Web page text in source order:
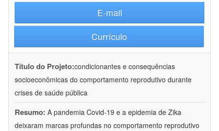
E-mail
Currículo
Título do Projeto:condicionantes e consequências
socioeconômicas do comportamento reprodutivo durante
crises de saúde pública
Resumo: A pandemia Covid-19 e a epidemia de Zika
deixaram marcas profundas no comportamento reprodutivo